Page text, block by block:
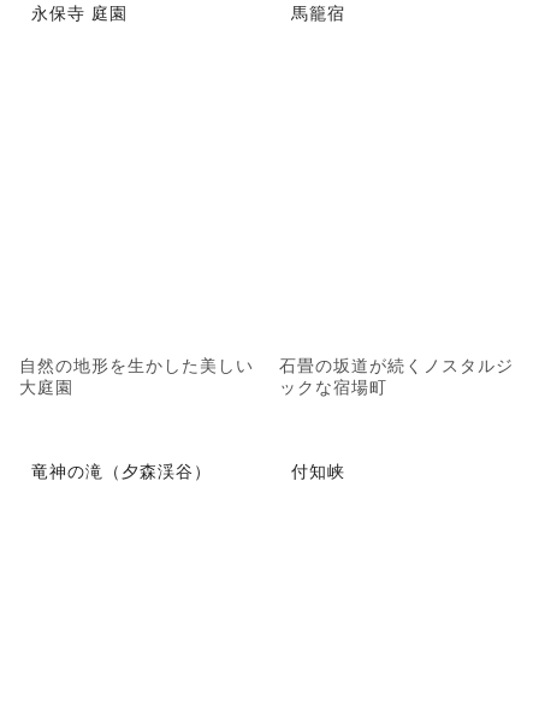
永保寺 庭園
自然の地形を生かした美しい
大庭園
馬籠宿
石畳の坂道が続くノスタルジ
ックな宿場町
竜神の滝（夕森渓谷） 付知峡